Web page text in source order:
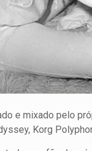
e mixado pelo
Korg